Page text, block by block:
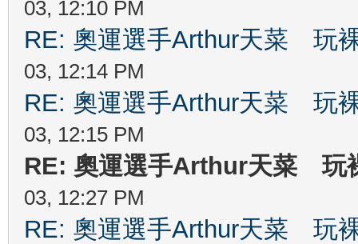
03, 12:10 PM
RE: 奧運選手Arthur天菜 玩
03, 12:14 PM
RE: 奧運選手Arthur天菜 玩
03, 12:15 PM
RE: 奧運選手Arthur天菜 玩
03, 12:27 PM
RE: 奧運選手Arthur天菜 玩